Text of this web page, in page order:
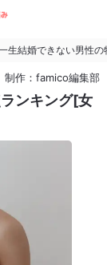
生結婚できない男性
制作：famico編集部
ンキング[女